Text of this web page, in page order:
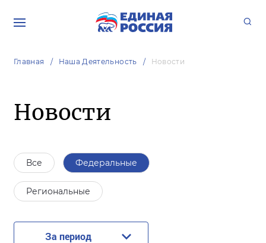
Главная Наша Деятельность Новости
Новости
Все Федеральные
Региональные
За период